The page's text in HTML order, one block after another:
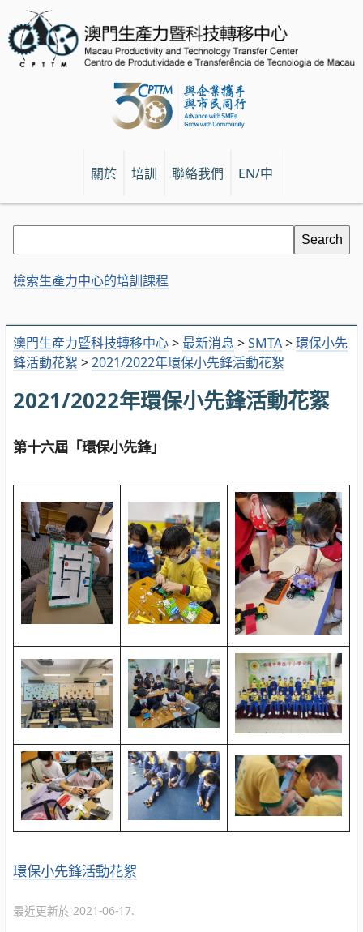
關於 培訓 聯絡我們 EN/中
澳門生產力暨科技轉移中心> 最新消息 >SMTA>環保小先
鋒活動花絮 >2021/2022年環保小先鋒活動花絮
2021/2022年環保小先鋒活動花絮
第十六屆「環保小先鋒」
分
環保小先鋒活動花絮
最近更新於 2021-06-17.
檢索生產力中心的培訓課程